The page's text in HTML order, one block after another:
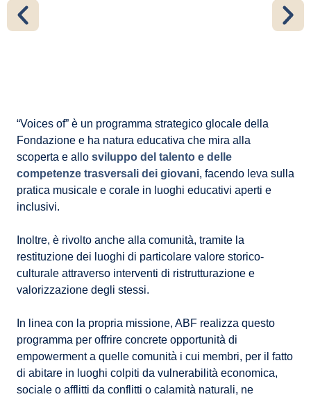
“Voices of” è un programma strategico glocale della
Fondazione e ha natura educativa che mira alla
scoperta e allo sviluppo del talento e delle
competenze trasversali dei giovani, facendo leva sulla
pratica musicale e corale in luoghi educativi aperti e
inclusivi.
Inoltre, è rivolto anche alla comunità, tramite la
restituzione dei luoghi di particolare valore storico-
culturale attraverso interventi di ristrutturazione e
valorizzazione degli stessi.
In linea con la propria missione, ABF realizza questo
programma per offrire concrete opportunità di
empowerment a quelle comunità i cui membri, per il fatto
di abitare in luoghi colpiti da vulnerabilità economica,
sociale o afflitti da conflitti o calamità naturali, ne